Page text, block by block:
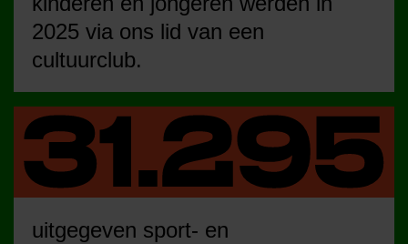
2025 via ons lid van een
cultuurclub.
uitgegeven sport- en